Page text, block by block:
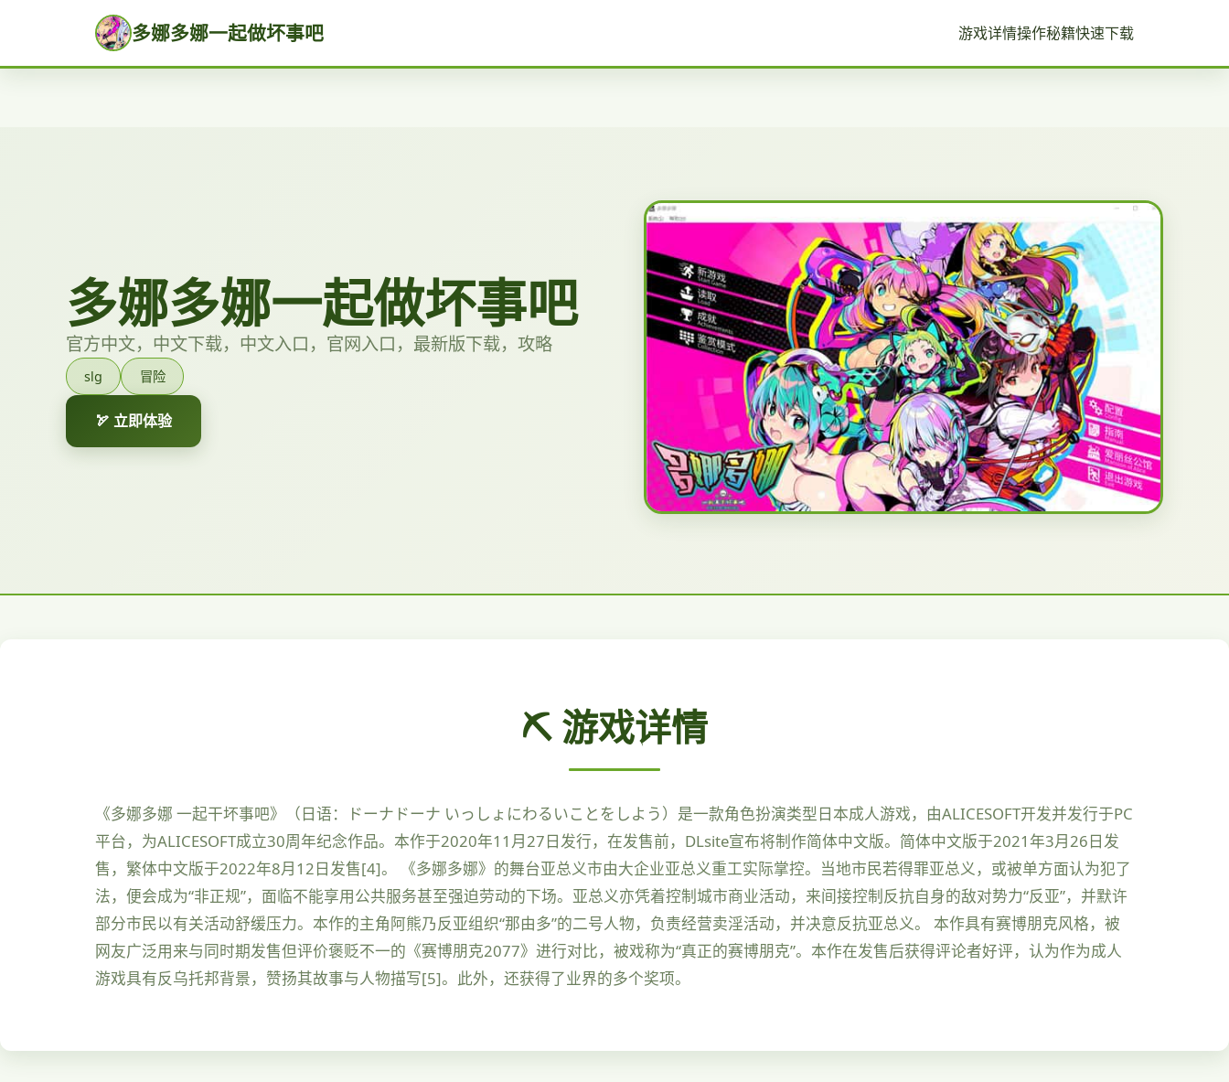
多娜多娜一起做坏事吧 游戏详情操作秘籍快速下载
多娜多娜一起做坏事吧
官方中文，中文下载，中文入口，官网入口，最新版下载，攻略
slg 冒险
🏹 立即体验
⛏️ 游戏详情
《多娜多娜 一起干坏事吧》（日语：ドーナドーナ いっしょにわるいことをしよう）是一款角色扮演类型日本成人游戏，由ALICESOFT开发并发行于PC
平台，为ALICESOFT成立30周年纪念作品。本作于2020年11月27日发行，在发售前，DLsite宣布将制作简体中文版。简体中文版于2021年3月26日发
售，繁体中文版于2022年8月12日发售[4]。 《多娜多娜》的舞台亚总义市由大企业亚总义重工实际掌控。当地市民若得罪亚总义，或被单方面认为犯了
法，便会成为“非正规”，面临不能享用公共服务甚至强迫劳动的下场。亚总义亦凭着控制城市商业活动，来间接控制反抗自身的敌对势力“反亚”，并默许
部分市民以有关活动舒缓压力。本作的主角阿熊乃反亚组织“那由多”的二号人物，负责经营卖淫活动，并决意反抗亚总义。 本作具有赛博朋克风格，被
网友广泛用来与同时期发售但评价褒贬不一的《赛博朋克2077》进行对比，被戏称为“真正的赛博朋克”。本作在发售后获得评论者好评，认为作为成人
游戏具有反乌托邦背景，赞扬其故事与人物描写[5]。此外，还获得了业界的多个奖项。